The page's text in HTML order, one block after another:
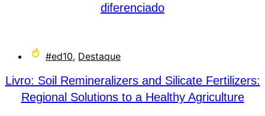
diferenciado
#ed10, Destaque
Livro: Soil Remineralizers and Silicate Fertilizers:
Regional Solutions to a Healthy Agriculture